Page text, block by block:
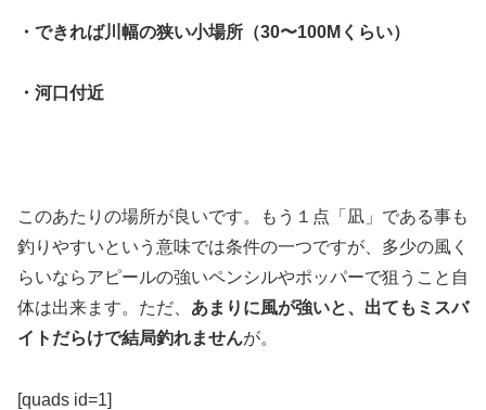
・できれば川幅の狭い小場所（30〜100Mくらい）
・河口付近
このあたりの場所が良いです。もう１点「凪」である事も
釣りやすいという意味では条件の一つですが、多少の風く
らいならアピールの強いペンシルやポッパーで狙うこと自
体は出来ます。ただ、 あまりに風が強いと、出てもミスバ
イトだらけで結局釣れませんが。
[quads id=1]